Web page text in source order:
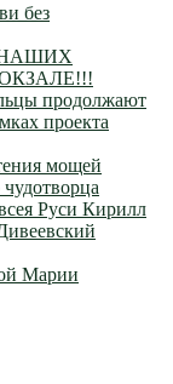
без
продолжают
проекта
мощей
Руси Кирилл
Марии